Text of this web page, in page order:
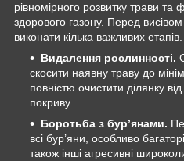
рівномірного розвитку трави та
здорового газону. Перед
виконати кілька важливих етапів.
Видалення рослинності.
скосити наявну траву до
повністю очистити ділянку
покриву.
Боротьба з бур’янами.
всі бур’яни, особливо
також інші агресивні